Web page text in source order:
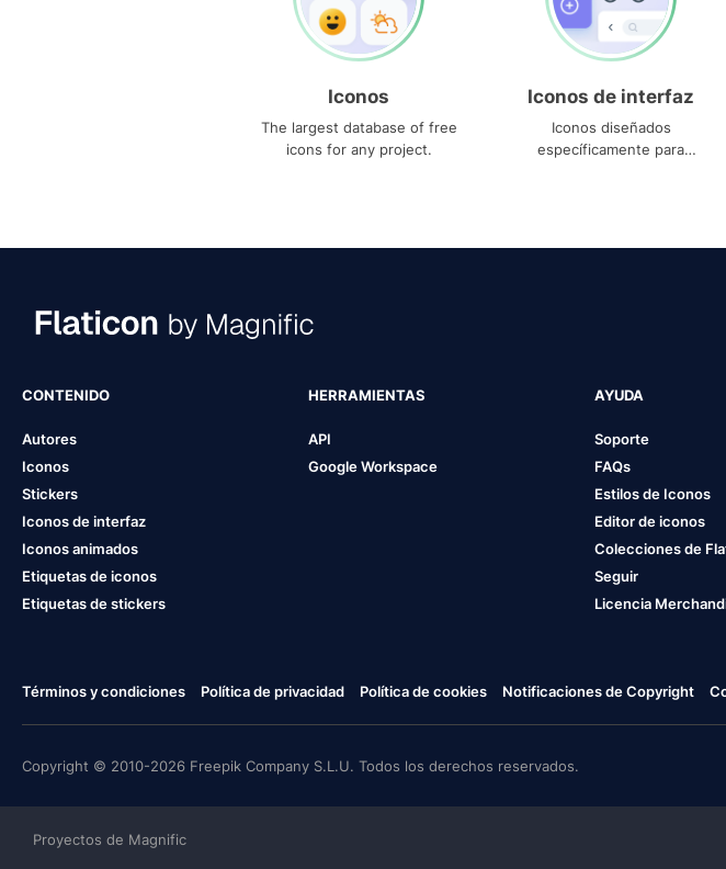
Iconos
The largest database of free
icons for any project.
Iconos de interfaz
Iconos diseñados
específicamente para
CONTENIDO
Autores
Iconos
Stickers
Iconos de interfaz
Iconos animados
Etiquetas de iconos
Etiquetas de stickers
HERRAMIENTAS
API
Google Workspace
AYUDA
Soporte
FAQs
Estilos de Iconos
Editor de iconos
Colecciones de
Seguir
Licencia
Términos y condiciones Política de privacidad Política de cookies Notificaciones de Copyright
Copyright © 2010-2026 Freepik Company S.L.U. Todos los derechos reservados.
Proyectos de Magnific